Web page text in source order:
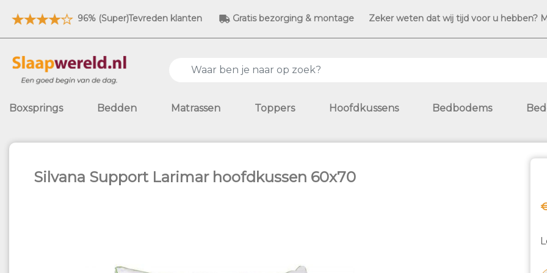
96% (Super)Tevreden klanten Gratis bezorging & montage Zeker weten dat wij tijd voor u hebben?
Boxsprings Bedden Matrassen Toppers Hoofdkussens Bedbodems
Silvana Support Larimar hoofdkussen 60x70